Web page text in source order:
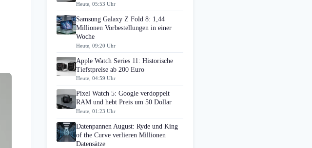
Heute, 05:53 Uhr
Samsung Galaxy Z Fold 8: 1,44
Millionen Vorbestellungen in einer
Woche
Heute, 09:20 Uhr
Apple Watch Series 11: Historische
Tiefstpreise ab 200 Euro
Heute, 04:59 Uhr
Pixel Watch 5: Google verdoppelt
RAM und hebt Preis um 50 Dollar
Heute, 01:23 Uhr
Datenpannen August: Ryde und King
of the Curve verlieren Millionen
Datensätze